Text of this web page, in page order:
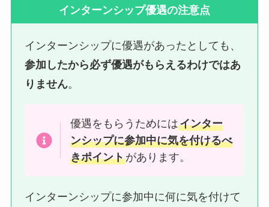
インターンシップ優遇の注意点
インターンシップに優遇があったとしても、
参加したから必ず優遇がもらえるわけではあ
りません。
優遇をもらうためにはインター
ンシップに参加中に気を付けるべ
きポイントがあります。
インターンシップに参加中に何に気を付けて